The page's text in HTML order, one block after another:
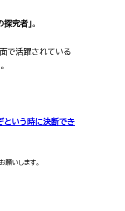
探究者」。
で活躍されている
という時に決断でき
願いします。